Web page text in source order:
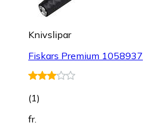
Knivslipar
Fiskars Premium 1058937
(1)
fr.